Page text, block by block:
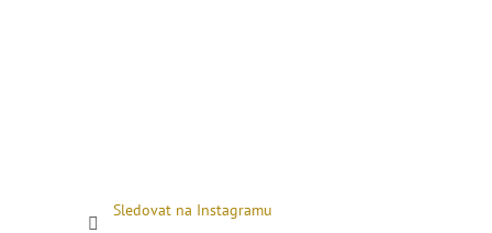
Sledovat na Instagramu